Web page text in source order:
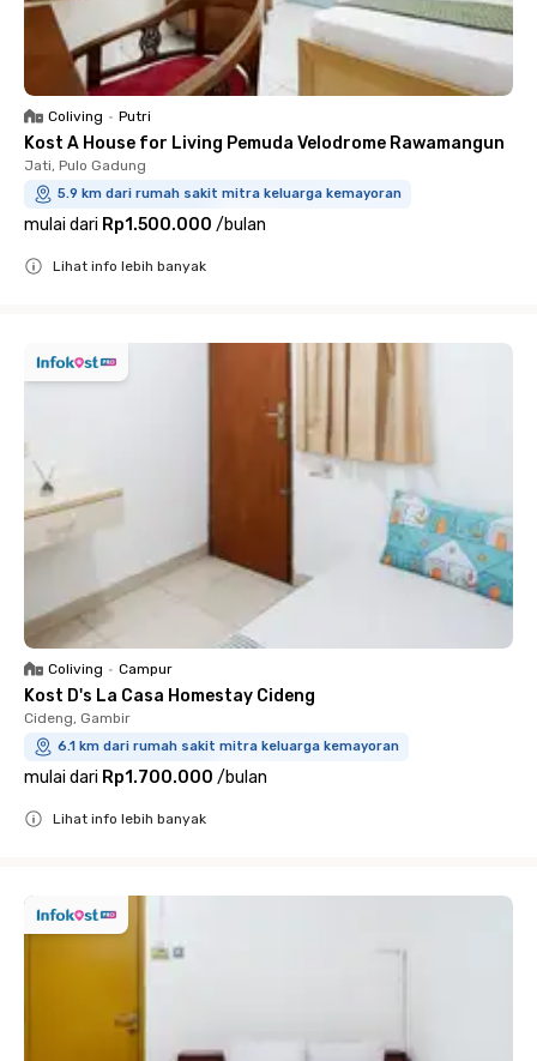
Coliving • Putri
Kost A House for Living Pemuda Velodrome Rawamangun
Jati, Pulo Gadung
5.9 km dari rumah sakit mitra keluarga kemayoran
mulai dari Rp1.500.000 /bulan
Lihat info lebih banyak
Coliving • Campur
Kost D's La Casa Homestay Cideng
Cideng, Gambir
6.1 km dari rumah sakit mitra keluarga kemayoran
mulai dari Rp1.700.000 /bulan
Lihat info lebih banyak